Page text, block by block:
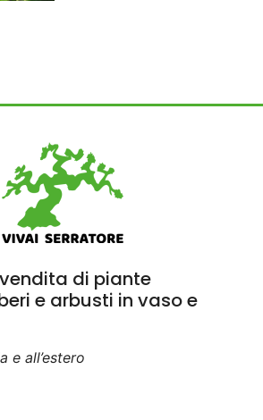
di piante
e arbusti in vaso e
e all’estero